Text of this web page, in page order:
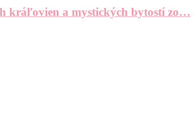
kráľovien a mystických bytostí zo…